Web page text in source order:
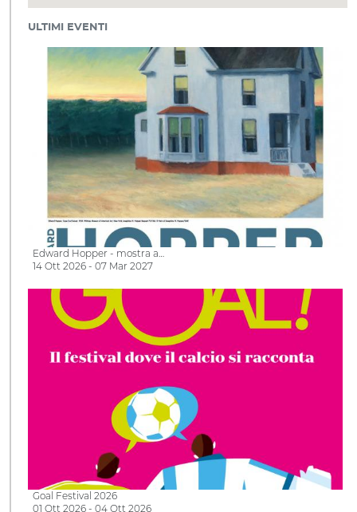
ULTIMI EVENTI
Edward Hopper - mostra a…
14 Ott 2026 - 07 Mar 2027
Goal Festival 2026
01 Ott 2026 - 04 Ott 2026